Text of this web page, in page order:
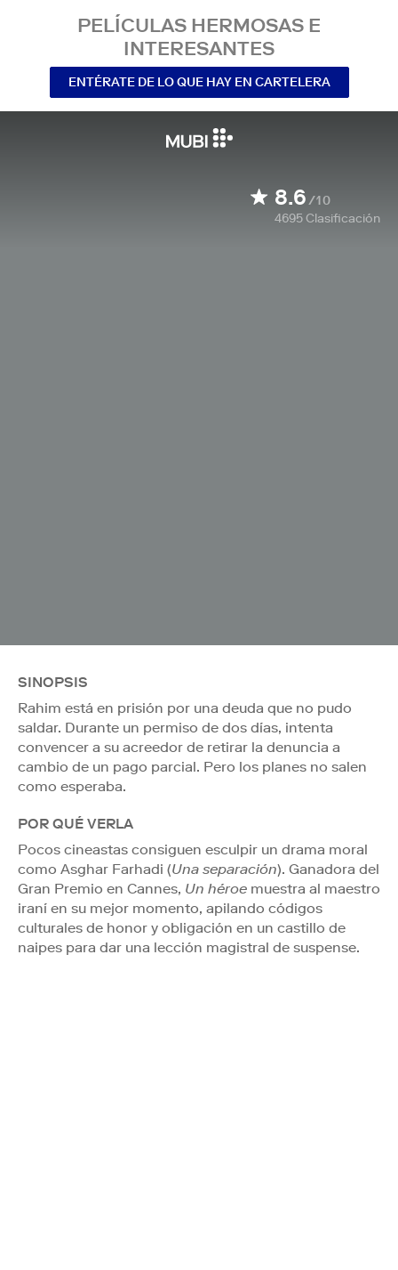
PELÍCULAS HERMOSAS E
INTERESANTES
ENTÉRATE DE LO QUE HAY EN CARTELERA
8.6/10
4695Clasificación
SINOPSIS
Rahim está en prisión por una deuda que no pudo
saldar. Durante un permiso de dos días, intenta
convencer a su acreedor de retirar la denuncia a
cambio de un pago parcial. Pero los planes no salen
como esperaba.
POR QUÉ VERLA
Pocos cineastas consiguen esculpir un drama moral
como Asghar Farhadi (Una separación). Ganadora del
Gran Premio en Cannes, Un héroe muestra al maestro
iraní en su mejor momento, apilando códigos
culturales de honor y obligación en un castillo de
naipes para dar una lección magistral de suspense.